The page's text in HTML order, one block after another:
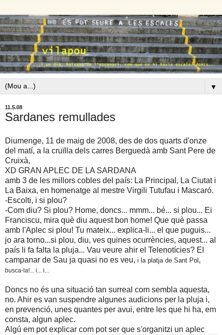
▼
11.5.08
Sardanes remullades
Diumenge, 11 de maig de 2008, des de dos quarts d'onze
del matí, a la cruïlla dels carres Berguedà amb Sant Pere de
Cruixà,
XD GRAN APLEC DE LA SARDANA
amb 3 de les millors cobles del país: La Principal, La Ciutat i
La Baixa, en homenatge al mestre Virgili Tutufau i Mascaró.
-Escolti, i si plou?
-Com diu? Si plou? Home, doncs... mmm... bé... si plou... Ei
Franciscu, mira què diu aquest bon home! Que què passa
amb l'Aplec si plou! Tu mateix... explica-li... el que puguis...
jo ara torno...si plou, diu, ves quines ocurrències, aquest... al
país li fa falta la pluja... Vau veure ahir el Telenotícies? El
campanar de Sau ja quasi no es veu, i la platja de Sant Pol ,
busca-la!... i... i...
Doncs no és una situació tan surreal com sembla aquesta,
no. Ahir es van suspendre algunes audicions per la pluja i,
en prevenció, unes quantes per avui, entre les que hi ha, em
consta, algun aplec.
Algú em pot explicar com pot ser que s'organitzi un aplec